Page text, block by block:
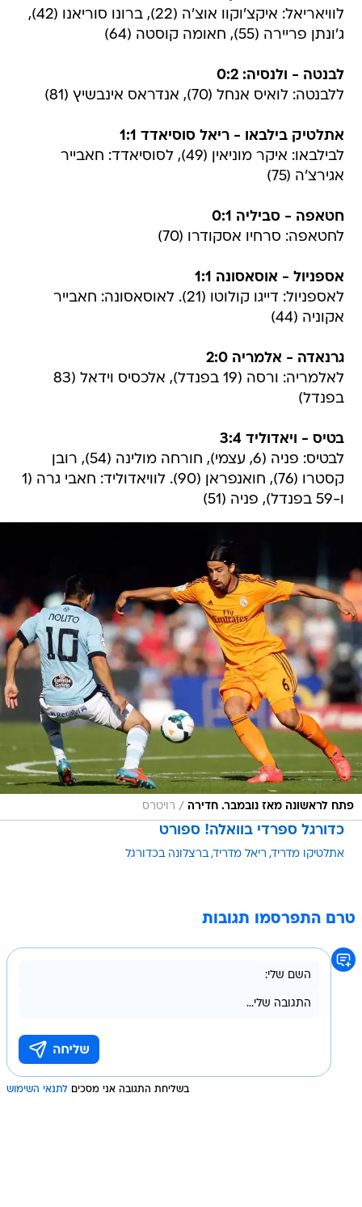
לוויאריאל: איקצ'וקוו אוצ'ה (22), ברונו סוריאנו (42),
ג'ונתן פריירה (55), חאומה קוסטה (64)
לבנטה - ולנסיה: 0:2
ללבנטה: לואיס אנחל (70), אנדראס אינבשיץ (81)
אתלטיק בילבאו - ריאל סוסיאדד 1:1
לבילבאו: איקר מוניאין (49), לסוסיאדד: חאבייר
אגירצ'ה (75)
חטאפה - סביליה 0:1
לחטאפה: סרחיו אסקודרו (70)
אספניול - אוסאסונה 1:1
לאספניול: דייגו קולוטו (21). לאוסאסונה: חאבייר
אקוניה (44)
גרנאדה - אלמריה 2:0
לאלמריה: ורסה (19 בפנדל), אלכסיס וידאל (83
בפנדל)
בטיס - ויאדוליד 3:4
לבטיס: פניה (6, עצמי), חורחה מולינה (54), רובן
קסטרו (76), חואנפראן (90). לוויאדוליד: חאבי גרה (1
ו-59 בפנדל), פניה (51)
פתח לראשונה מאז נובמבר. חדירה / רויטרס
כדורגל ספרדי בוואלה! ספורט
אתלטיקו מדריד ריאל מדריד ברצלונה בכדורגל
טרם התפרסמו תגובות
בשליחת התגובה אני מסכים לתנאי השימוש